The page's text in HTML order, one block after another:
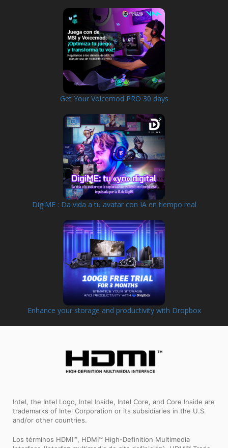
Get Your Voicemod PRO 30 days
DigiME : Da vida a tu avatar con IA en tiempo real
Enhance your storage and productivity with Dropbox
Intel, the Intel Logo, Intel Inside, Intel Core, and Core Inside are
trademarks of Intel Corporation or its subsidiaries in the U.S.
and/or other countries.
Los términos HDMI™, HDMI™ High-Definition Multimedia